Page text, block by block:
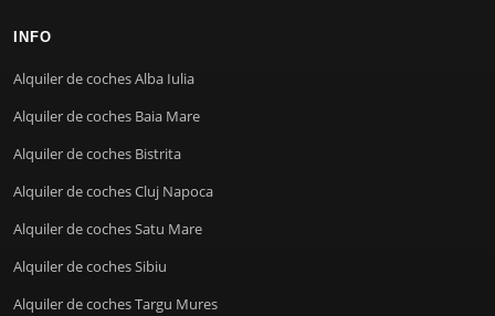
INFO
Alquiler de coches Alba Iulia
Alquiler de coches Baia Mare
Alquiler de coches Bistrita
Alquiler de coches Cluj Napoca
Alquiler de coches Satu Mare
Alquiler de coches Sibiu
Alquiler de coches Targu Mures